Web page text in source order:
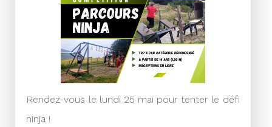
Rendez-vous le lundi 25 mai pour tenter le défi
ninja !